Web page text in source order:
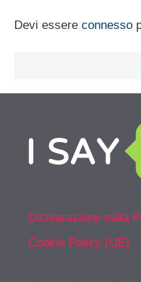
Devi essere connesso
Dichiarazione sulla
Cookie Policy (UE)